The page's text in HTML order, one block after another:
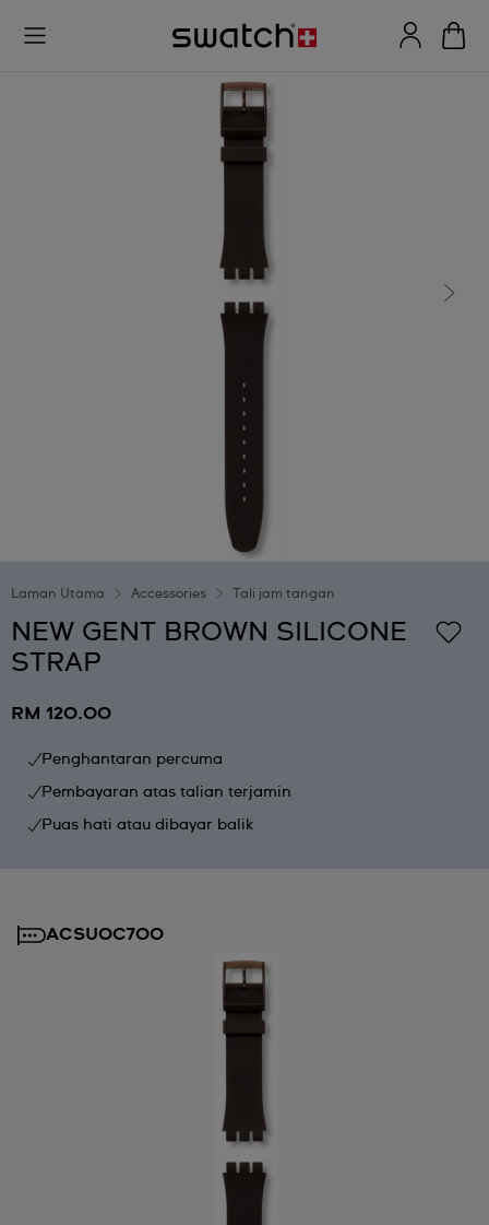
Laman Utama Accessories Tali jam tangan
NEW GENT BROWN SILICONE
STRAP
RM 120.00
Penghantaran percuma
Pembayaran atas talian terjamin
Puas hati atau dibayar balik
ACSUOC700